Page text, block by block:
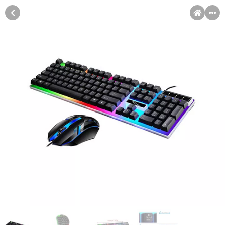
Pomoć pri kupovini
slikovito prikazanih kartica ispod.